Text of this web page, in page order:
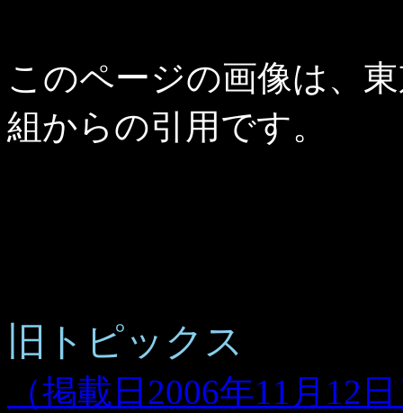
このページの画像は、
組からの引用です。
旧トピックス
（掲載日2006年11月12